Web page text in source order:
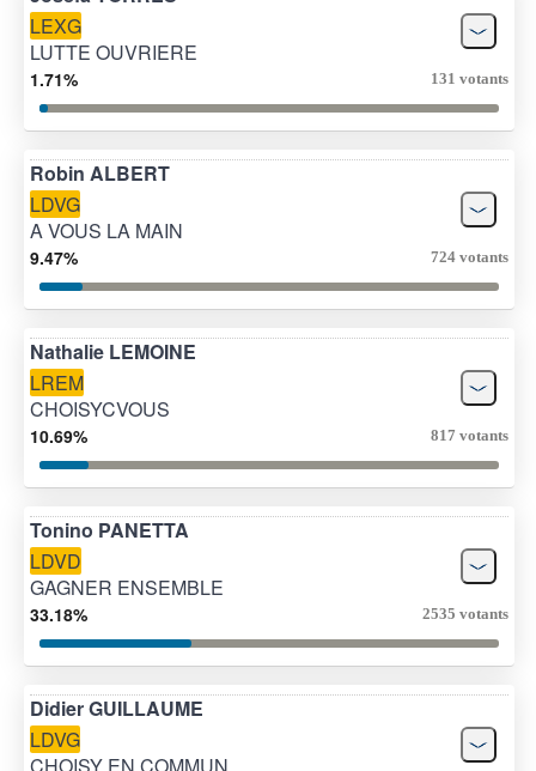
LEXG
LUTTE OUVRIERE
1.71% 131 votants
Robin ALBERT
LDVG
A VOUS LA MAIN
9.47% 724 votants
Nathalie LEMOINE
LREM
CHOISYCVOUS
10.69% 817 votants
Tonino PANETTA
LDVD
GAGNER ENSEMBLE
33.18% 2535 votants
Didier GUILLAUME
LDVG
CHOISY EN COMMUN